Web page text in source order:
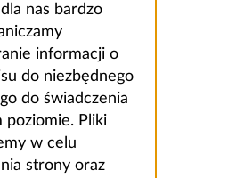
nas bardzo
informacji o
do niezbędnego
do świadczenia
poziomie. Pliki
w celu
strony oraz